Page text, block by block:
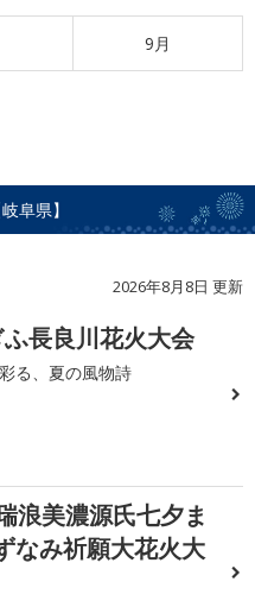
9月
阜県】
2026年8月8日 更新
長良川花火大会
る、夏の風物詩
浪美濃源氏七夕ま
なみ祈願大花火大